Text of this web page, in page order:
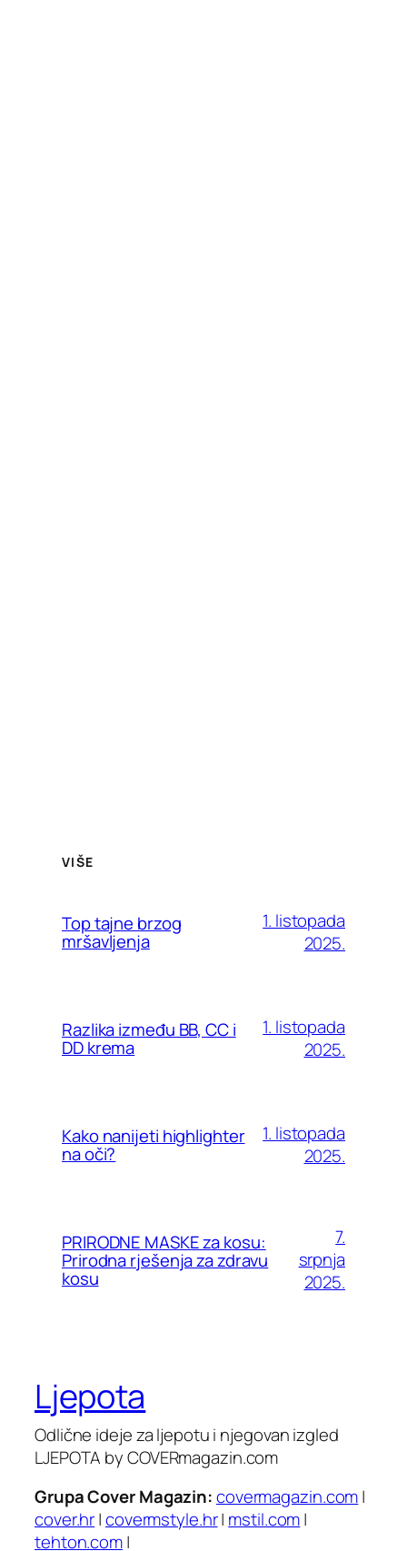
VIŠE
Top tajne brzog
mršavljenja
1. listopada
2025.
Razlika između BB, CC i
DD krema
1. listopada
2025.
Kako nanijeti highlighter
na oči?
1. listopada
2025.
PRIRODNE MASKE za kosu:
Prirodna rješenja za zdravu
kosu
7.
srpnja
2025.
Ljepota
Odlične ideje za ljepotu i njegovan izgled
LJEPOTA by COVERmagazin.com
Grupa Cover Magazin:covermagazin.com|
cover.hr|covermstyle.hr| mstil.com|
tehton.com|